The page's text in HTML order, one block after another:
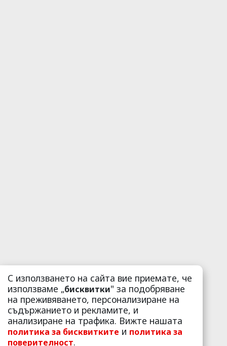
С използването на сайта вие приемате, че
използваме „бисквитки" за подобряване
на преживяването, персонализиране на
съдържанието и рекламите, и
анализиране на трафика. Вижте нашата
политика за бисквитките и политика за
поверителност.